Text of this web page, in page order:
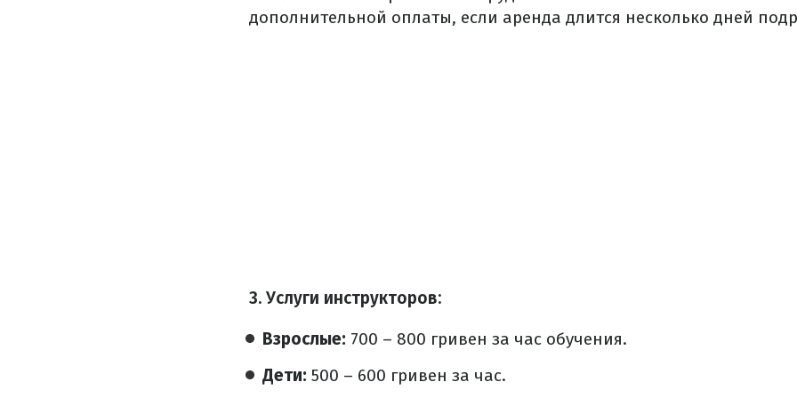
дополнительной оплаты, если аренда длится несколько дней
3. Услуги инструкторов:
Взрослые: 700 – 800 гривен за час обучения.
Дети: 500 – 600 гривен за час.